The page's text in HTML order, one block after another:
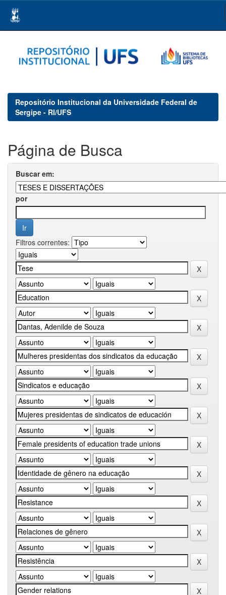
navigation
Repositório Institucional da Universidade Federal de
Sergipe - RI/UFS
Página de Busca
Buscar em:
por
Filtros correntes: